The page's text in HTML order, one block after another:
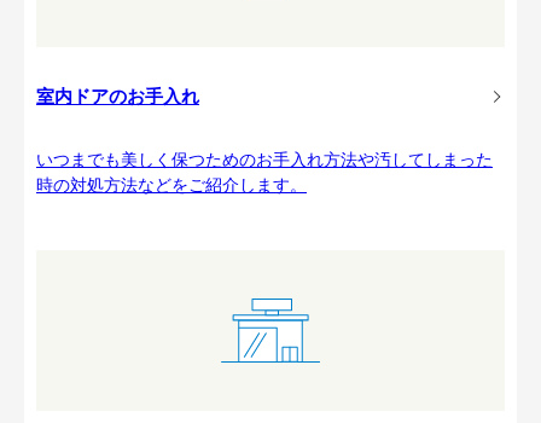
室内ドアのお手入れ
いつまでも美しく保つためのお手入れ方法や汚してしまった
時の対処方法などをご紹介します。